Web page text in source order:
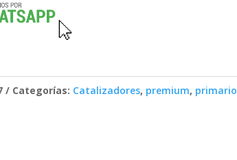
Categorías: Catalizadores, premium, primario